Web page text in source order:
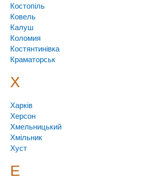
Костопіль
Ковель
Калуш
Коломия
Костянтинівка
Краматорськ
Х
Харків
Херсон
Хмельницький
Хмільник
Хуст
Е